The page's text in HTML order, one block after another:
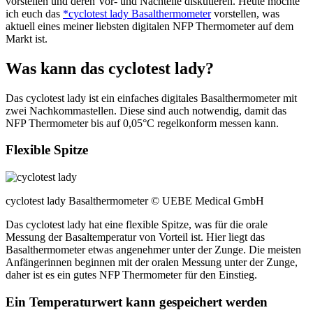
ich euch das *cyclotest lady Basalthermometervorstellen, was
aktuell eines meiner liebsten digitalen NFP Thermometer auf dem
Markt ist.
Was kann das cyclotest lady?
Das cyclotest lady ist ein einfaches digitales Basalthermometer mit
zwei Nachkommastellen. Diese sind auch notwendig, damit das
NFP Thermometer bis auf 0,05°C regelkonform messen kann.
Flexible Spitze
cyclotest lady Basalthermometer © UEBE Medical GmbH
Das cyclotest lady hat eine flexible Spitze, was für die orale
Messung der Basaltemperatur von Vorteil ist. Hier liegt das
Basalthermometer etwas angenehmer unter der Zunge. Die meisten
Anfängerinnen beginnen mit der oralen Messung unter der Zunge,
daher ist es ein gutes NFP Thermometer für den Einstieg.
Ein Temperaturwert kann gespeichert werden